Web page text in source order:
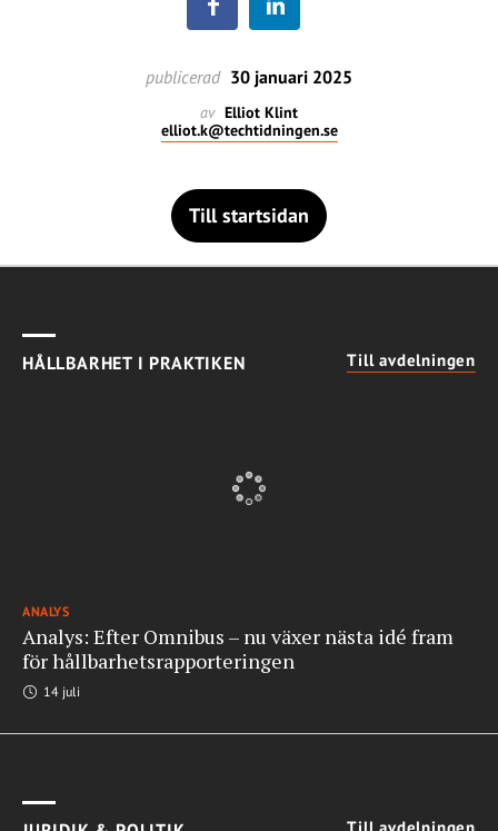
publicerad 30 januari 2025
av Elliot Klint
elliot.k@techtidningen.se
Till startsidan
HÅLLBARHET I PRAKTIKEN Till avdelningen
ANALYS
Analys: Efter Omnibus – nu växer nästa idé fram
för hållbarhetsrapporteringen
14 juli